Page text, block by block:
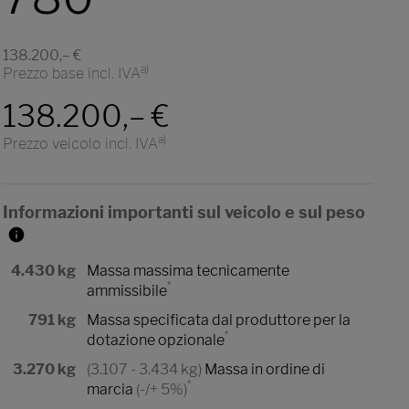
138.200,– €
Prezzo base incl. IVAa)
138.200,– €
Prezzo veicolo incl. IVAa)
Informazioni importanti sul veicolo e sul peso
4.430 kg
Massa massima tecnicamente
ammissibile*
791 kg
Massa specificata dal produttore per la
dotazione opzionale*
3.270 kg (3.107 - 3.434 kg) Massa in ordine di
marcia (-/+ 5%)*